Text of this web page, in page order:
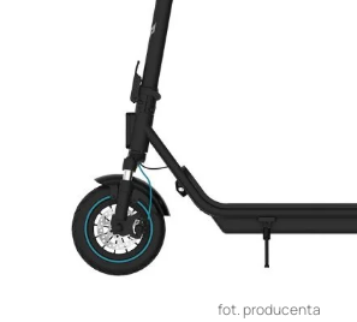
fot. producenta